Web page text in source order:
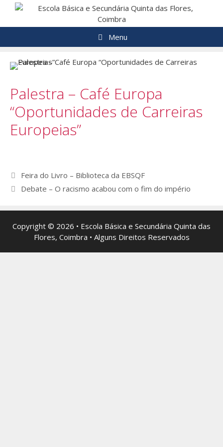
Saltar
o
Menu
Palestra – Café Europa
“Oportunidades de Carreiras
Europeias”
Navegação
de
Feira do Livro – Biblioteca da EBSQF
Debate – O racismo acabou com o fim do império
Copyright © 2026 • Escola Básica e Secundária Quinta das
Flores, Coimbra • Alguns Direitos Reservados